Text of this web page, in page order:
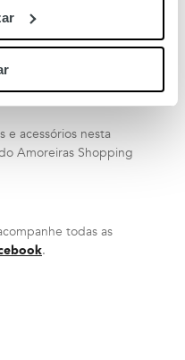
e acessórios nesta
Amoreiras Shopping
todas as
.